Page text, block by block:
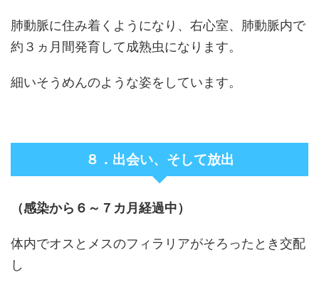
肺動脈に住み着くようになり、右心室、肺動脈内で
約３ヵ月間発育して成熟虫になります。
細いそうめんのような姿をしています。
８．出会い、そして放出
（感染から６～７カ月経過中）
体内でオスとメスのフィラリアがそろったとき交配
し